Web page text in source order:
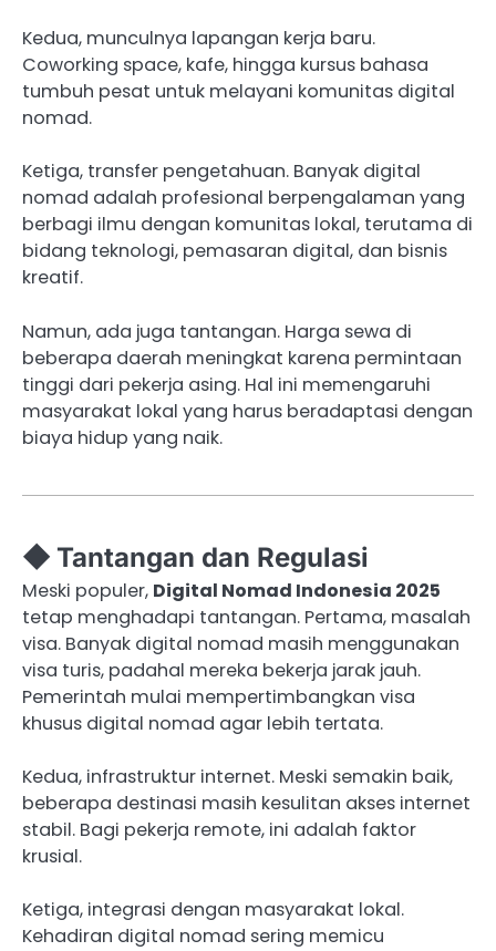
Kedua, munculnya lapangan kerja baru.
Coworking space, kafe, hingga kursus bahasa
tumbuh pesat untuk melayani komunitas digital
nomad.
Ketiga, transfer pengetahuan. Banyak digital
nomad adalah profesional berpengalaman yang
berbagi ilmu dengan komunitas lokal, terutama di
bidang teknologi, pemasaran digital, dan bisnis
kreatif.
Namun, ada juga tantangan. Harga sewa di
beberapa daerah meningkat karena permintaan
tinggi dari pekerja asing. Hal ini memengaruhi
masyarakat lokal yang harus beradaptasi dengan
biaya hidup yang naik.
◆ Tantangan dan Regulasi
Meski populer, Digital Nomad Indonesia 2025
tetap menghadapi tantangan. Pertama, masalah
visa. Banyak digital nomad masih menggunakan
visa turis, padahal mereka bekerja jarak jauh.
Pemerintah mulai mempertimbangkan visa
khusus digital nomad agar lebih tertata.
Kedua, infrastruktur internet. Meski semakin baik,
beberapa destinasi masih kesulitan akses internet
stabil. Bagi pekerja remote, ini adalah faktor
krusial.
Ketiga, integrasi dengan masyarakat lokal.
Kehadiran digital nomad sering memicu